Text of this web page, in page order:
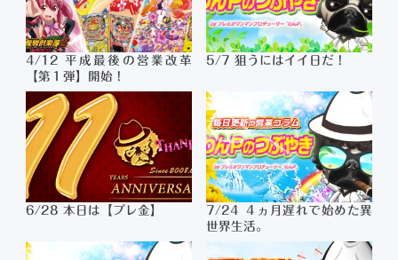
4/12 平成最後の営業改革
【第１弾】開始！
5/7 狙うにはイイ日だ！
6/28 本日は【プレ金】
7/24 ４ヵ月遅れで始めた異
世界生活。